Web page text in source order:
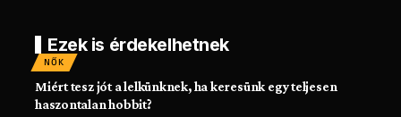
Ezek is érdekelhetnek
NŐK
Miért tesz jót a lelkünknek, ha keresünk egy teljesen
haszontalan hobbit?